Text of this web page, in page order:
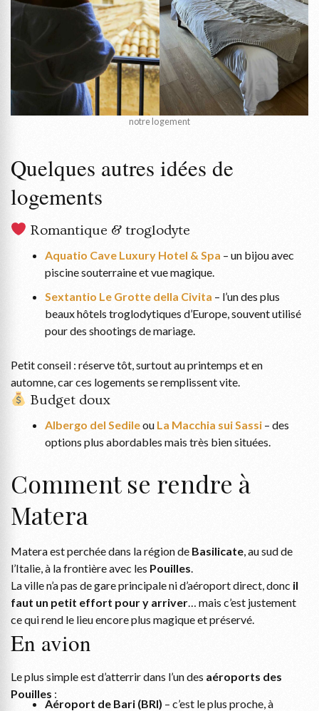
notre logement
Quelques autres idées de
logements
Romantique & troglodyte
Aquatio Cave Luxury Hotel & Spa – un bijou avec
piscine souterraine et vue magique.
Sextantio Le Grotte della Civita – l’un des plus
beaux hôtels troglodytiques d’Europe, souvent utilisé
pour des shootings de mariage.
Petit conseil : réserve tôt, surtout au printemps et en
automne, car ces logements se remplissent vite.
Budget doux
Albergo del Sedileou La Macchia sui Sassi – des
options plus abordables mais très bien situées.
Comment se rendre à
Matera
Matera est perchée dans la région de Basilicate, au sud de
l’Italie, à la frontière avec les Pouilles.
La ville n’a pas de gare principale ni d’aéroport direct, donc il
faut un petit effort pour y arriver… mais c’est justement
ce qui rend le lieu encore plus magique et préservé.
En avion
Le plus simple est d’atterrir dans l’un des aéroports des
Pouilles :
Aéroport de Bari (BRI) – c’est le plus proche, à